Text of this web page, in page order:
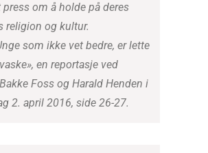
press om å holde på deres
religion og kultur.
som ikke vet bedre, er lette
en reportasje ved
Foss og Harald Henden i
2. april 2016, side 26-27.